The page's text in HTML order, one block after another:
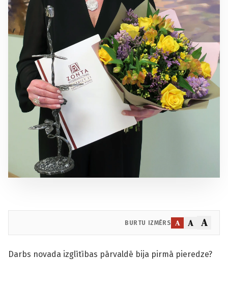
BURTU IZMĒRS A A A
Darbs novada izglītības pārvaldē bija pirmā pieredze?